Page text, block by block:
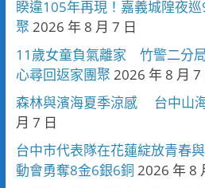
睽違105年再現！嘉義城隍夜
聚 2026 年 8 月 7 日
11歲女童負氣離家 竹警二分
心尋回返家團聚 2026 年 8 月 7
森林與濱海夏季涼感 台中山
月 7 日
台中市代表隊在花蓮綻放青春
動會勇奪8金6銀6銅 2026 年 8